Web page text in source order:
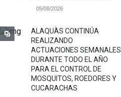
05/08/2026
ALAQUÀS CONTINÚA
REALIZANDO
ACTUACIONES SEMANALES
DURANTE TODO EL AÑO
PARA EL CONTROL DE
MOSQUITOS, ROEDORES Y
CUCARACHAS